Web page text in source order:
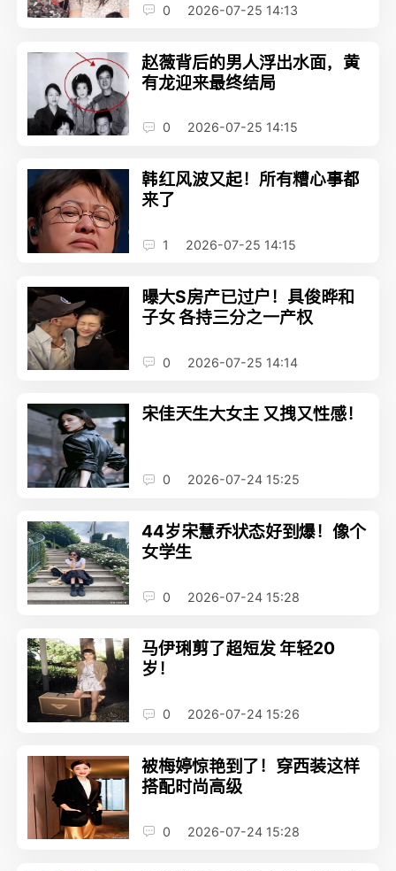
0 2026-07-25 14:13
赵薇背后的男人浮出水面，黄
有龙迎来最终结局
0 2026-07-25 14:15
韩红风波又起！所有糟心事都
来了
1 2026-07-25 14:15
曝大S房产已过户！具俊晔和
子女 各持三分之一产权
0 2026-07-25 14:14
宋佳天生大女主 又拽又性感！
0 2026-07-24 15:25
44岁宋慧乔状态好到爆！像个
女学生
0 2026-07-24 15:28
马伊琍剪了超短发 年轻20
岁！
0 2026-07-24 15:26
被梅婷惊艳到了！穿西装这样
搭配时尚高级
0 2026-07-24 15:28